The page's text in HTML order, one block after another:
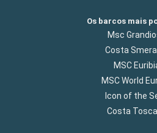
Os barcos mais
Msc
Costa
MSC
MSC World
Icon of the
Costa